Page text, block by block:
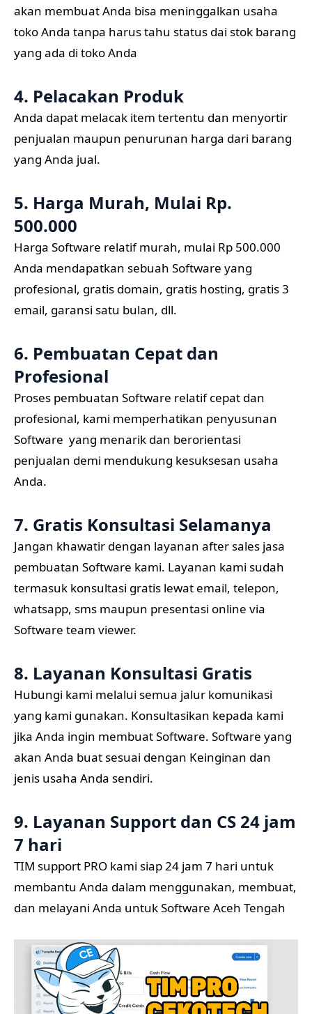
akan membuat Anda bisa meninggalkan usaha
toko Anda tanpa harus tahu status dai stok barang
yang ada di toko Anda
4. Pelacakan Produk
Anda dapat melacak item tertentu dan menyortir
penjualan maupun penurunan harga dari barang
yang Anda jual.
5. Harga Murah, Mulai Rp.
500.000
Harga Software relatif murah, mulai Rp 500.000
Anda mendapatkan sebuah Software yang
profesional, gratis domain, gratis hosting, gratis 3
email, garansi satu bulan, dll.
6. Pembuatan Cepat dan
Profesional
Proses pembuatan Software relatif cepat dan
profesional, kami memperhatikan penyusunan
Software yang menarik dan berorientasi
penjualan demi mendukung kesuksesan usaha
Anda.
7. Gratis Konsultasi Selamanya
Jangan khawatir dengan layanan after sales jasa
pembuatan Software kami. Layanan kami sudah
termasuk konsultasi gratis lewat email, telepon,
whatsapp, sms maupun presentasi online via
Software team viewer.
8. Layanan Konsultasi Gratis
Hubungi kami melalui semua jalur komunikasi
yang kami gunakan. Konsultasikan kepada kami
jika Anda ingin membuat Software. Software yang
akan Anda buat sesuai dengan Keinginan dan
jenis usaha Anda sendiri.
9. Layanan Support dan CS 24 jam
7 hari
TIM support PRO kami siap 24 jam 7 hari untuk
membantu Anda dalam menggunakan, membuat,
dan melayani Anda untuk Software Aceh Tengah